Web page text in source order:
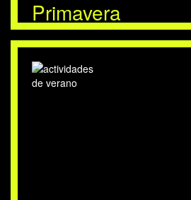
Primavera